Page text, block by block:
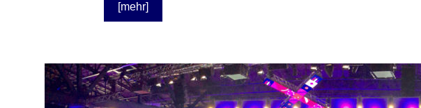
[mehr]